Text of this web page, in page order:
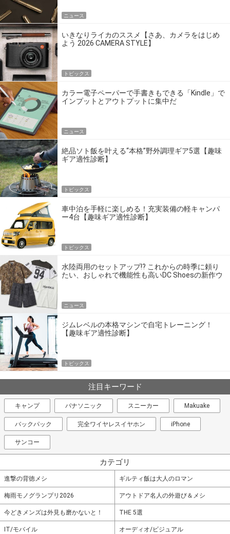
ニュース
いきなりライカのススメ【さあ、カメラをはじめ
よう 2026 CAMERA STYLE】
トピックス
カラー電子ペーパーで手書きもできる「Kindle」で
インプットとアウトプットに集中だ
ニュース
絶品ソト飯を叶える“本格”野外調理ギア5選【趣味
ギア適性診断】
トピックス
車中泊を手軽に楽しめる！充実装備の軽キャンパ
ー4台【趣味ギア適性診断】
トピックス
水陸両用のセットアップ!? これからの時季に頼り
たい、おしゃれで機能性も高いDC Shoesの新作ウ
ニュース
ジムレベルの本格マシンで自宅トレーニング！
【趣味ギア適性診断】
トピックス
注目キーワード
キャンプ パナソニック スニーカー Makuake
バックパック 完全ワイヤレスイヤホン iPhone
サンコー
カテゴリ
進撃の背徳メシ ギルティ飯は大人のロマン
梅雨モノグランプリ2026 アウトドア名人の外遊び＆メシ
今どきメンズは外見も磨かないと！ THE 5選
IT/モバイル オーディオ/ビジュアル